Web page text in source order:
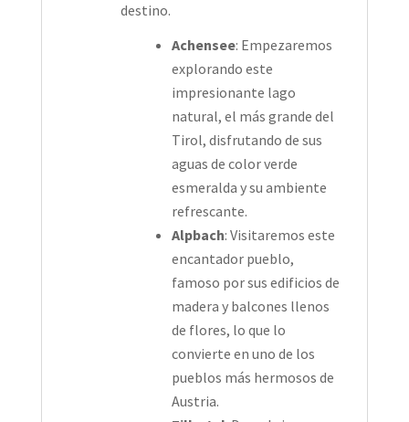
destino.
Achensee: Empezaremos
explorando este
impresionante lago
natural, el más grande del
Tirol, disfrutando de sus
aguas de color verde
esmeralda y su ambiente
refrescante.
Alpbach: Visitaremos este
encantador pueblo,
famoso por sus edificios de
madera y balcones llenos
de flores, lo que lo
convierte en uno de los
pueblos más hermosos de
Austria.